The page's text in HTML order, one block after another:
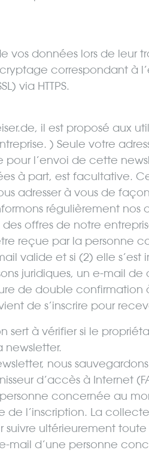
vos données lors de leur
correspondant à
via HTTPS.
il est proposé aux
) Seule votre
l’envoi de cette
à part, est facultative.
adresser à vous de
régulièrement nos
offres de notre
reçue par la personne
valide et si (2) elle s’est
juridiques, un e-mail
de double confirmation
de s’inscrire pour
sert à vérifier si le
nous
d’accès à Internet
concernée au
de l’inscription. La
suivre ultérieurement
mail d’une personne